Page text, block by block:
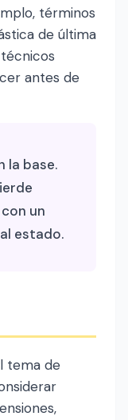
términos
de última
antes de
la base.
un
estado.
tema de